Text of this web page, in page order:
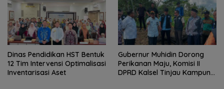
Dinas Pendidikan HST Bentuk
12 Tim Intervensi Optimalisasi
Inventarisasi Aset
Gubernur Muhidin Dorong
Perikanan Maju, Komisi II
DPRD Kalsel Tinjau Kampung